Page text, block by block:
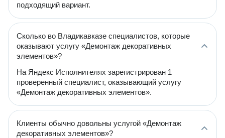
подходящий вариант.
Сколько во Владикавказе специалистов, которые
оказывают услугу «Демонтаж декоративных
элементов»?
На Яндекс Исполнителях зарегистрирован 1
проверенный специалист, оказывающий услугу
«Демонтаж декоративных элементов».
Клиенты обычно довольны услугой «Демонтаж
декоративных элементов»?